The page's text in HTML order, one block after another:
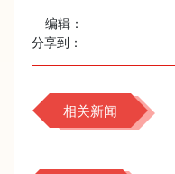
编辑：
分享到：
相关新闻